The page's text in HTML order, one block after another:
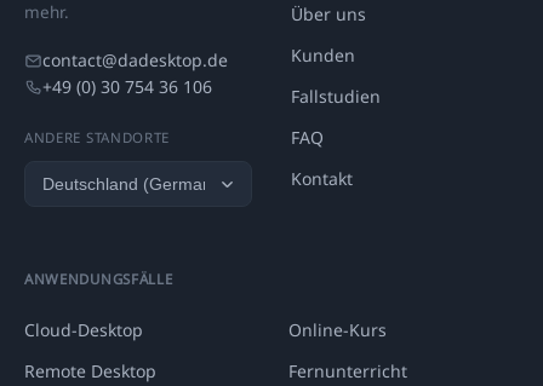
mehr.
contact@dadesktop.de
+49 (0) 30 754 36 106
ANDERE STANDORTE
Über uns
Kunden
Fallstudien
FAQ
Kontakt
ANWENDUNGSFÄLLE
Cloud-Desktop
Online-Kurs
Remote Desktop
Fernunterricht